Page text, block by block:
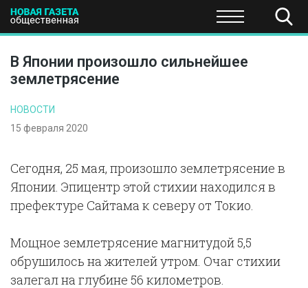
ПОЛИТИКА ЭКОНОМИКА НАУКА И
В Японии произошло сильнейшее
землетрясение
НОВОСТИ
15 февраля 2020
Сегодня, 25 мая, произошло землетрясение в
Японии. Эпицентр этой стихии находился в
префектуре Сайтама к северу от Токио.
Мощное землетрясение магнитудой 5,5
обрушилось на жителей утром. Очаг стихии
залегал на глубине 56 километров.